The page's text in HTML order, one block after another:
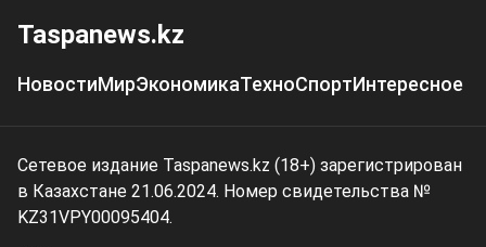
Taspanews.kz
НовостиМирЭкономикаТехноСпортИнтересное
Сетевое издание Taspanews.kz (18+) зарегистрирован
в Казахстане 21.06.2024. Номер свидетельства №
KZ31VPY00095404.